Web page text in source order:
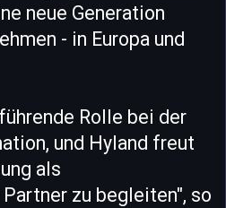
neue Generation
- in Europa und
Rolle bei der
und Hyland freut
als
zu begleiten", so